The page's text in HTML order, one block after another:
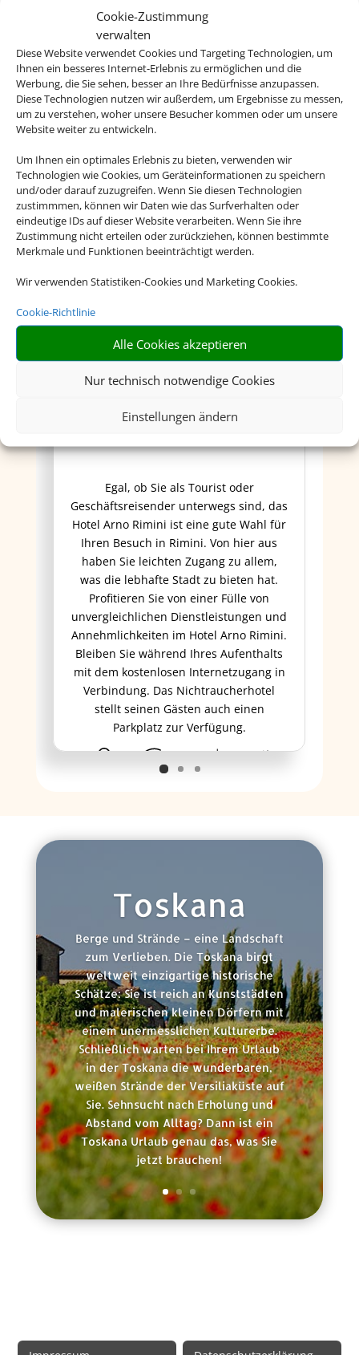
Cookie-Zustimmung
verwalten
Diese Website verwendet Cookies und Targeting Technologien, um
Ihnen ein besseres Internet-Erlebnis zu ermöglichen und die
Werbung, die Sie sehen, besser an Ihre Bedürfnisse anzupassen.
Diese Technologien nutzen wir außerdem, um Ergebnisse zu messen,
um zu verstehen, woher unsere Besucher kommen oder um unsere
Website weiter zu entwickeln.
Um Ihnen ein optimales Erlebnis zu bieten, verwenden wir
Technologien wie Cookies, um Geräteinformationen zu speichern
und/oder darauf zuzugreifen. Wenn Sie diesen Technologien
zustimmmen, können wir Daten wie das Surfverhalten oder
eindeutige IDs auf dieser Website verarbeiten. Wenn Sie ihre
Zustimmung nicht erteilen oder zurückziehen, können bestimmte
Merkmale und Funktionen beeinträchtigt werden.
Wir verwenden Statistiken-Cookies und Marketing Cookies.
Cookie-Richtlinie
Alle Cookies akzeptieren
Nur technisch notwendige Cookies
Einstellungen ändern
Ihren Italienurlaub
Egal, ob Sie als Tourist oder
Geschäftsreisender unterwegs sind, das
Hotel Arno Rimini ist eine gute Wahl für
Ihren Besuch in Rimini. Von hier aus
haben Sie leichten Zugang zu allem,
was die lebhafte Stadt zu bieten hat.
Profitieren Sie von einer Fülle von
unvergleichlichen Dienstleistungen und
Annehmlichkeiten im Hotel Arno Rimini.
Bleiben Sie während Ihres Aufenthalts
mit dem kostenlosen Internetzugang in
Verbindung. Das Nichtraucherhotel
stellt seinen Gästen auch einen
Parkplatz zur Verfügung.
Toskana
Berge und Strände – eine Landschaft
zum Verlieben. Die Toskana birgt
weltweit einzigartige historische
Schätze: Sie ist reich an Kunststädten
und malerischen kleinen Dörfern mit
einem unermesslichen Kulturerbe.
Schließlich warten bei Ihrem Urlaub
in der Toskana die wunderbaren,
weißen Strände der Versiliaküste auf
Sie. Sehnsucht nach Erholung und
Abstand vom Alltag? Dann ist ein
Toskana Urlaub genau das, was Sie
jetzt brauchen!